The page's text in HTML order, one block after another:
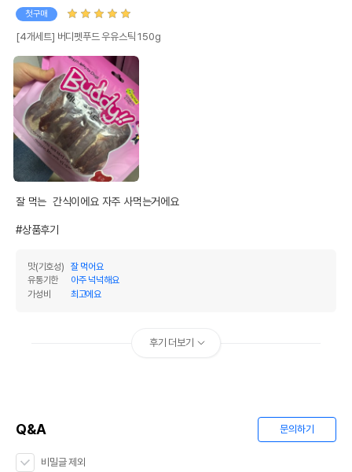
첫구매
[4개세트] 버디펫푸드 우유스틱 150g
잘 먹는  간식이에요 자주 사먹는거에요
#상품후기
맛(기호성)
잘 먹어요
유통기한
아주 넉넉해요
가성비
최고에요
후기 더보기
Q&A 문의하기
비밀글 제외